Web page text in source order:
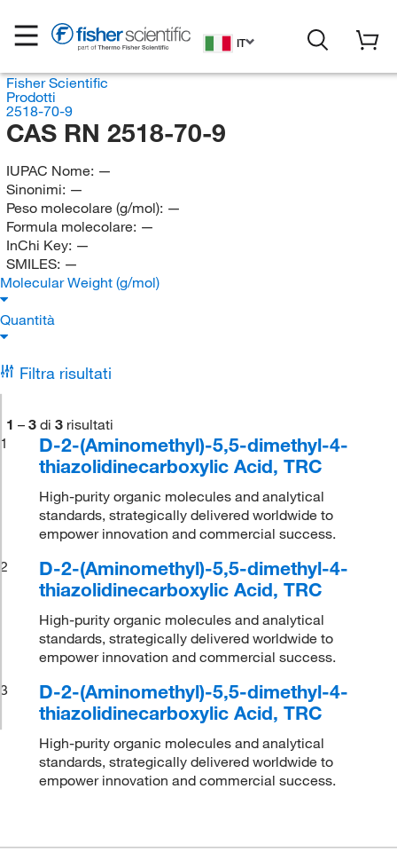
IT
Fisher Scientific
Prodotti
2518-70-9
CAS RN 2518-70-9
IUPAC Nome: —
Sinonimi: —
Peso molecolare (g/mol): —
Formula molecolare: —
InChi Key: —
SMILES: —
Molecular Weight (g/mol)
Quantità
Filtra risultati
1 – 3 di 3 risultati
1
D-2-(Aminomethyl)-5,5-dimethyl-4-
thiazolidinecarboxylic Acid, TRC
High-purity organic molecules and analytical
standards, strategically delivered worldwide to
empower innovation and commercial success.
2
D-2-(Aminomethyl)-5,5-dimethyl-4-
thiazolidinecarboxylic Acid, TRC
High-purity organic molecules and analytical
standards, strategically delivered worldwide to
empower innovation and commercial success.
3
D-2-(Aminomethyl)-5,5-dimethyl-4-
thiazolidinecarboxylic Acid, TRC
High-purity organic molecules and analytical
standards, strategically delivered worldwide to
empower innovation and commercial success.